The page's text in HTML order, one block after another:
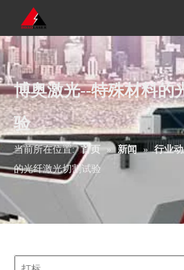
博奥激光--特殊材料的
验
当前所在位置: 首页 » 新闻 » 行业
的光纤激光切割试验